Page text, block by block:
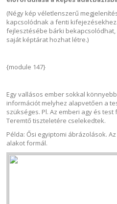
(Négy kép véletlenszerű
kapcsolódnak a fenti
fejlesztésébe bárki bekapcsolódhat,
saját képtárat hozhat létre.)
{module 147}
Egy vallásos ember sokkal
információt melyhez alapvetően a
szükséges. Pl. Az emberi agy és
Teremtő tiszteletére cselekedtek.
Példa: Ősi egyiptomi ábrázolások.
alakot formál.